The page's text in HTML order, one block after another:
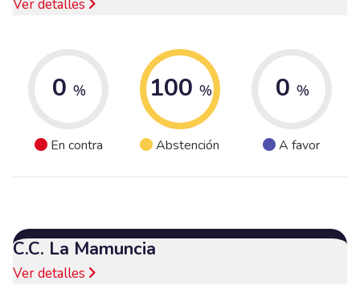
Ver detalles
0 %
En contra
100 %
Abstención
0 %
A favor
C.C. La Mamuncia
Ver detalles